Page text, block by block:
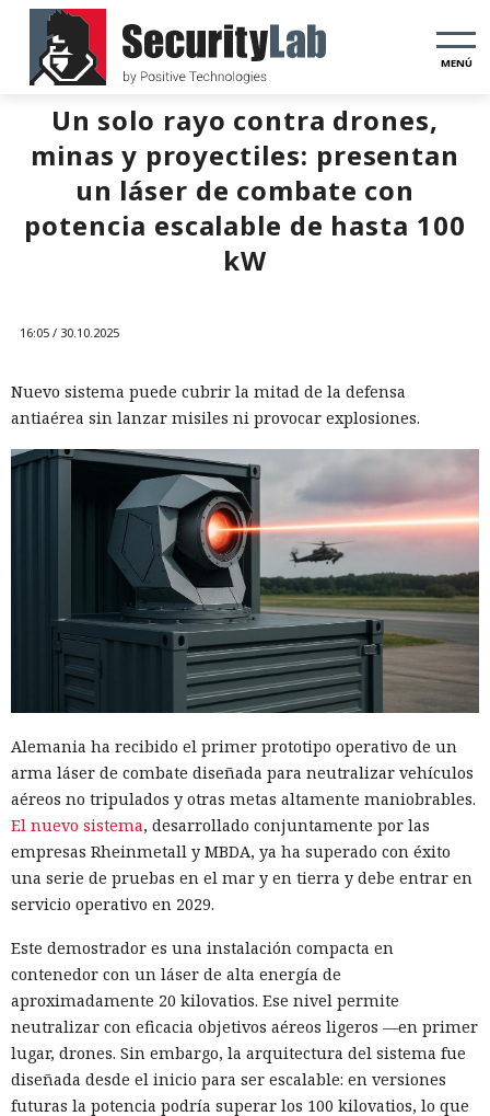
MENÚ
Un solo rayo contra drones,
minas y proyectiles: presentan
un láser de combate con
potencia escalable de hasta 100
kW
16:05 / 30.10.2025
Nuevo sistema puede cubrir la mitad de la defensa
antiaérea sin lanzar misiles ni provocar explosiones.
Alemania ha recibido el primer prototipo operativo de un
arma láser de combate diseñada para neutralizar vehículos
aéreos no tripulados y otras metas altamente maniobrables.
El nuevo sistema, desarrollado conjuntamente por las
empresas Rheinmetall y MBDA, ya ha superado con éxito
una serie de pruebas en el mar y en tierra y debe entrar en
servicio operativo en 2029.
Este demostrador es una instalación compacta en
contenedor con un láser de alta energía de
aproximadamente 20 kilovatios. Ese nivel permite
neutralizar con eficacia objetivos aéreos ligeros —en primer
lugar, drones. Sin embargo, la arquitectura del sistema fue
diseñada desde el inicio para ser escalable: en versiones
futuras la potencia podría superar los 100 kilovatios, lo que